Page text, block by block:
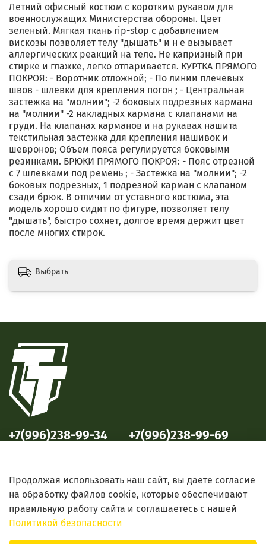
Летний офисный костюм с коротким рукавом для
военнослужащих Министерства обороны. Цвет
зеленый. Мягкая ткань rip-stop с добавлением
вискозы позволяет телу "дышать" и н е вызывает
аллергических реакций на теле. Не капризный при
стирке и глажке, легко отпаривается. КУРТКА ПРЯМОГО
ПОКРОЯ: - Воротник отложной; - По линии плечевых
швов - шлевки для крепления погон ; - Центральная
застежка на "молнии"; -2 боковых подрезных кармана
на "молнии" -2 накладных кармана с клапанами на
груди. На клапанах карманов и на рукавах нашита
текстильная застежка для крепления нашивок и
шевронов; Объем пояса регулируется боковыми
резинками. БРЮКИ ПРЯМОГО ПОКРОЯ: - Пояс отрезной
с 7 шлевками под ремень ; - Застежка на "молнии"; -2
боковых подрезных, 1 подрезной карман с клапаном
сзади брюк. В отличии от уставного костюма, эта
модель хорошо сидит по фигуре, позволяет телу
"дышать", быстро сохнет, долгое время держит цвет
после многих стирок.
Выбрать
+7(996)238-99-34 +7(996)238-99-69
Продолжая использовать наш сайт, вы даете согласие
на обработку файлов cookie, которые обеспечивают
правильную работу сайта и соглашаетесь с нашей
Политикой безопасности